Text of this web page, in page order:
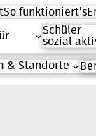
So funktioniert’s
Schüler
sozial
& Standorte